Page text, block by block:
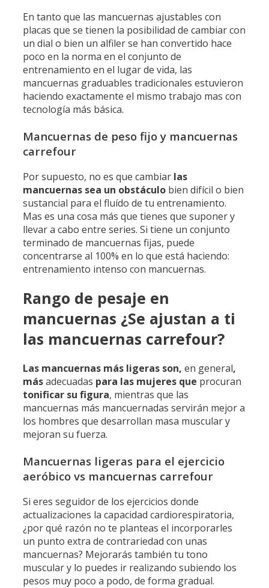
En tanto que las mancuernas ajustables con
placas que se tienen la posibilidad de cambiar con
un dial o bien un alfiler se han convertido hace
poco en la norma en el conjunto de
entrenamiento en el lugar de vida, las
mancuernas graduables tradicionales estuvieron
haciendo exactamente el mismo trabajo mas con
tecnología más básica.
Mancuernas de peso fijo y mancuernas
carrefour
Por supuesto, no es que cambiar las
mancuernas sea un obstáculo bien difícil o bien
sustancial para el fluído de tu entrenamiento.
Mas es una cosa más que tienes que suponer y
llevar a cabo entre series. Si tiene un conjunto
terminado de mancuernas fijas, puede
concentrarse al 100% en lo que está haciendo:
entrenamiento intenso con mancuernas.
Rango de pesaje en
mancuernas ¿Se ajustan a ti
las mancuernas carrefour?
Las mancuernas más ligeras son, en general,
másadecuadas para las mujeres que procuran
tonificar su figura, mientras que las
mancuernas más mancuernadas servirán mejor a
los hombres que desarrollan masa muscular y
mejoran su fuerza.
Mancuernas ligeras para el ejercicio
aeróbico vs mancuernas carrefour
Si eres seguidor de los ejercicios donde
actualizaciones la capacidad cardiorespiratoria,
¿por qué razón no te planteas el incorporarles
un punto extra de contrariedad con unas
mancuernas? Mejorarás también tu tono
muscular y lo puedes ir realizando subiendo los
pesos muy poco a podo, de forma gradual.